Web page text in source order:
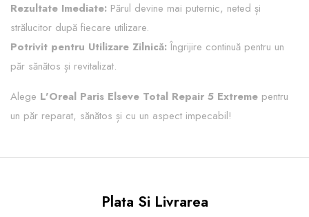
Rezultate Imediate: Părul devine mai puternic, neted și
strălucitor după fiecare utilizare.
Potrivit pentru Utilizare Zilnică:Îngrijire continuă pentru un
păr sănătos și revitalizat.
Alege L'Oreal Paris Elseve Total Repair 5 Extreme pentru
un păr reparat, sănătos și cu un aspect impecabil!
Plata Si Livrarea